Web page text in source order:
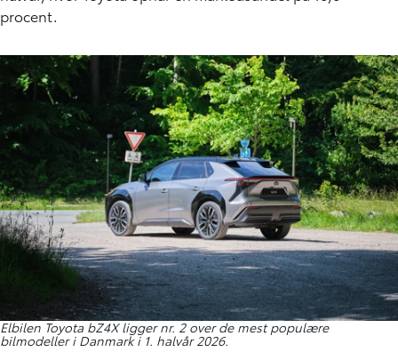
procent.
Elbilen Toyota bZ4X ligger nr. 2 over de mest populære
bilmodeller i Danmark i 1. halvår 2026.